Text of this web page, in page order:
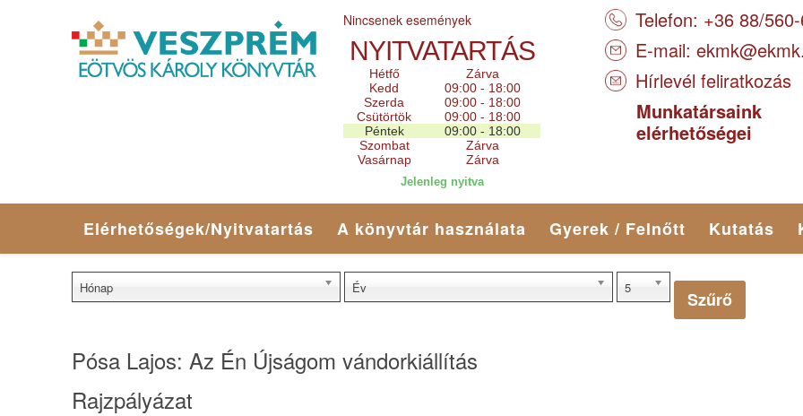
Nincsenek események
NYITVATARTÁS
Hétfő
Zárva
Kedd
09:00 - 18:00
Szerda
09:00 - 18:00
Csütörtök
09:00 - 18:00
Péntek
09:00 - 18:00
Szombat
Zárva
Vasárnap
Zárva
Jelenleg nyitva
Telefon: +36 88/
E-mail:
Hírlevél feliratkozás
Munkatársaink
elérhetőségei
Elérhetőségek/Nyitvatartás A könyvtár használata Gyerek / Felnőtt Kutatás
Hónap Év 5
Szűrő
Pósa Lajos: Az Én Újságom vándorkiállítás
Rajzpályázat